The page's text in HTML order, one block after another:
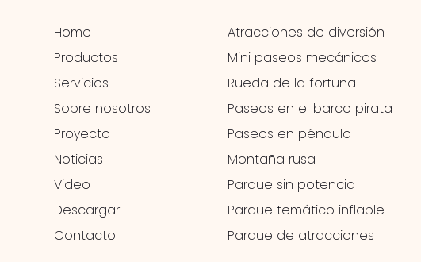
Home
Productos
Servicios
Sobre nosotros
Proyecto
Noticias
Video
Descargar
Contacto
Atracciones de diversión
Mini paseos mecánicos
Rueda de la fortuna
Paseos en el barco pirata
Paseos en péndulo
Montaña rusa
Parque sin potencia
Parque temático inflable
Parque de atracciones